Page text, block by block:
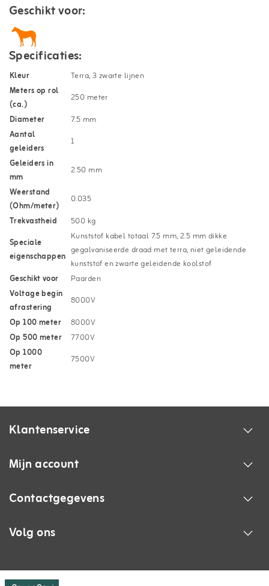
Geschikt voor:
Specificaties:
Kleur
Terra, 3 zwarte lijnen
Meters op rol
(ca.)
250 meter
Diameter
7.5 mm
Aantal
geleiders
1
Geleiders in
mm
2.50 mm
Weerstand
(Ohm/meter)
0.035
Trekvastheid
500 kg
Speciale
eigenschappen
Kunststof kabel totaal 7.5 mm, 2.5 mm dikke
gegalvaniseerde draad met terra, niet geleidende
kunststof en zwarte geleidende koolstof
Geschikt voor
Paarden
Voltage begin
afrastering
8000V
Op 100 meter
8000V
Op 500 meter
7700V
Op 1000
meter
7500V
Klantenservice
Mijn account
Contactgegevens
Volg ons